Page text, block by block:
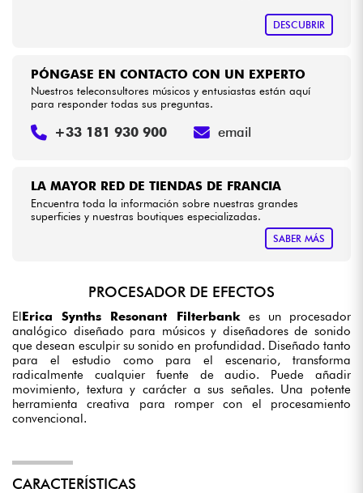
DESCUBRIR
LA MAYOR RED DE TIENDAS DE FRANCIA
Encuentra toda la información sobre nuestras grandes
superficies y nuestras boutiques especializadas.
SABER MÁS
PÓNGASE EN CONTACTO CON UN EXPERTO
Nuestros teleconsultores músicos y entusiastas están aquí
para responder todas sus preguntas.
+33 181 930 900 email
PROCESADOR DE EFECTOS
ElErica Synths Resonant Filterbankes un procesador
analógico diseñado para músicos y diseñadores de sonido
que desean esculpir su sonido en profundidad. Diseñado tanto
para el estudio como para el escenario, transforma
radicalmente cualquier fuente de audio. Puede añadir
movimiento, textura y carácter a sus señales. Una potente
herramienta creativa para romper con el procesamiento
convencional.
CARACTERÍSTICAS